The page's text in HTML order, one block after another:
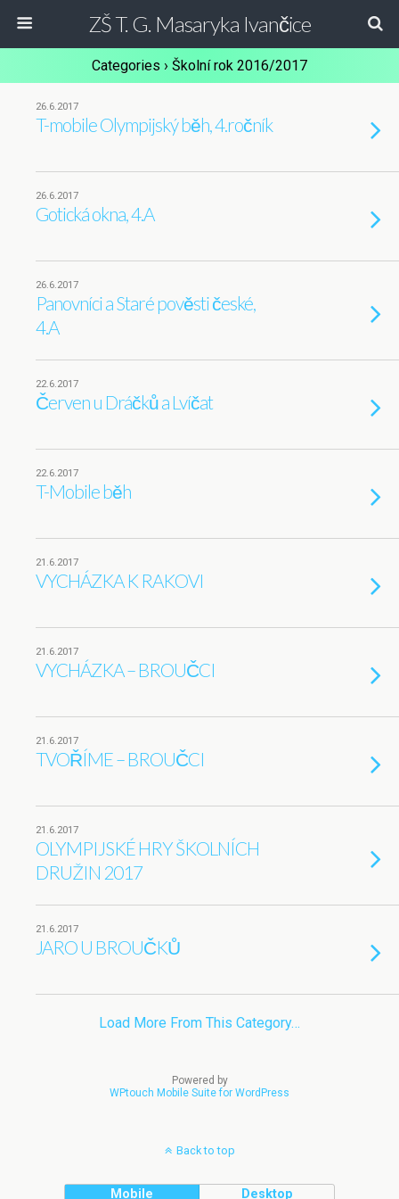
ZŠ T. G. Masaryka Ivančice
Categories › Školní rok 2016/2017
26.6.2017
T-mobile Olympijský běh, 4.ročník
26.6.2017
Gotická okna, 4.A
26.6.2017
Panovníci a Staré pověsti české,
4.A
22.6.2017
Červen u Dráčků a Lvíčat
22.6.2017
T-Mobile běh
21.6.2017
VYCHÁZKA K RAKOVI
21.6.2017
VYCHÁZKA – BROUČCI
21.6.2017
TVOŘÍME – BROUČCI
21.6.2017
OLYMPIJSKÉ HRY ŠKOLNÍCH
DRUŽIN 2017
21.6.2017
JARO U BROUČKŮ
Load More From This Category…
Powered by
WPtouch Mobile Suite for WordPress
Back to top
Mobile Desktop